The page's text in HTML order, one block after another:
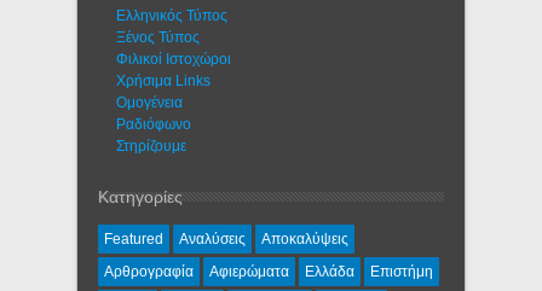
Ελληνικός Τύπος
Ξένος Τύπος
Φιλικοί Ιστοχώροι
Χρήσιμα Links
Ομογένεια
Ραδιόφωνο
Στηρίζουμε
Κατηγορίες
Featured Αναλύσεις
Αποκαλύψεις
Αρθρογραφία
Αφιερώματα Ελλάδα Επιστήμη